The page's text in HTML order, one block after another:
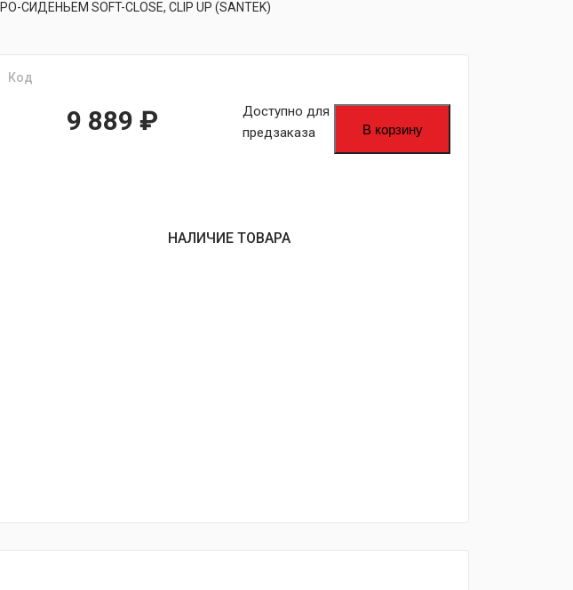
SOFT-CLOSE, CLIP UP (SANTEK)
Код
9 889 ₽
Доступно для
предзаказа
В корзину
НАЛИЧИЕ ТОВАРА